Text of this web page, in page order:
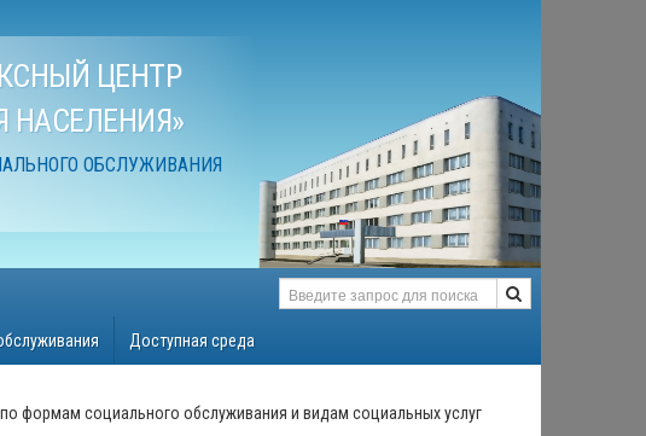
ЦЕНТР
ОБСЛУЖИВАНИЯ
Доступная среда
формам социального обслуживания и видам социальных услуг